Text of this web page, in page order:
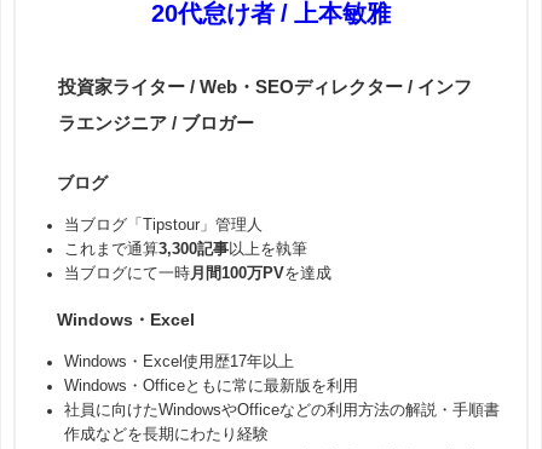
20代怠け者 / 上本敏雅
投資家ライター / Web・SEOディレクター / インフ
ラエンジニア / ブロガー
ブログ
当ブログ「Tipstour」管理人
これまで通算3,300記事以上を執筆
当ブログにて一時月間100万PVを達成
Windows・Excel
Windows・Excel使用歴17年以上
Windows・Officeともに常に最新版を利用
社員に向けたWindowsやOfficeなどの利用方法の解説・手順書
作成などを長期にわたり経験